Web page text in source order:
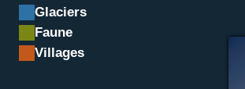
Glaciers
Faune
Villages